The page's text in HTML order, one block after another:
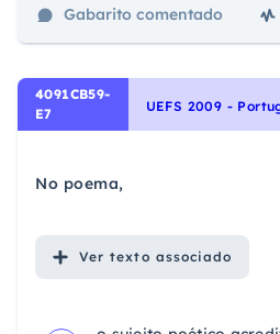
Gabarito comentado
4091CB59-
E7
No poema,
Ver texto associado